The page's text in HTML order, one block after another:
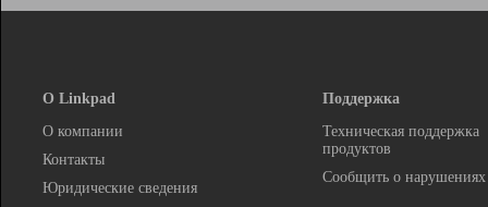
О Linkpad
О компании
Контакты
Юридические сведения
Поддержка
Техническая поддержка
продуктов
Сообщить о нарушениях